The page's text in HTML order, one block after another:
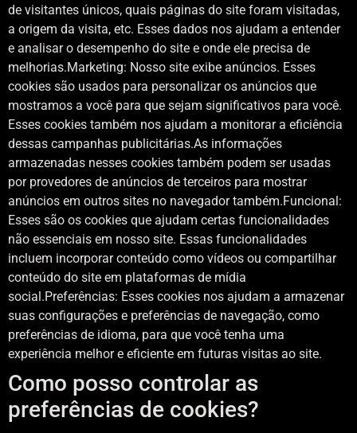
de visitantes únicos, quais páginas do site foram visitadas,
a origem da visita, etc. Esses dados nos ajudam a entender
e analisar o desempenho do site e onde ele precisa de
melhorias.Marketing: Nosso site exibe anúncios. Esses
cookies são usados ​​para personalizar os anúncios que
mostramos a você para que sejam significativos para você.
Esses cookies também nos ajudam a monitorar a eficiência
dessas campanhas publicitárias.As informações
armazenadas nesses cookies também podem ser usadas
por provedores de anúncios de terceiros para mostrar
anúncios em outros sites no navegador também.Funcional:
Esses são os cookies que ajudam certas funcionalidades
não essenciais em nosso site. Essas funcionalidades
incluem incorporar conteúdo como vídeos ou compartilhar
conteúdo do site em plataformas de mídia
social.Preferências: Esses cookies nos ajudam a armazenar
suas configurações e preferências de navegação, como
preferências de idioma, para que você tenha uma
experiência melhor e eficiente em futuras visitas ao site.
Como posso controlar as
preferências de cookies?